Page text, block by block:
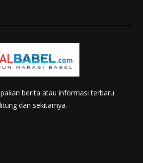
berita atau informasi terbaru
dan sekitarnya.